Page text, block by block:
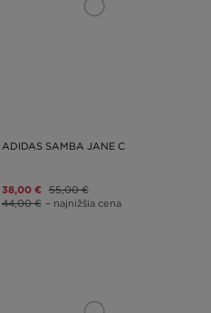
ADIDAS SAMBA JANE C
38,00 € 55,00 €
44,00 € – najnižšia cena